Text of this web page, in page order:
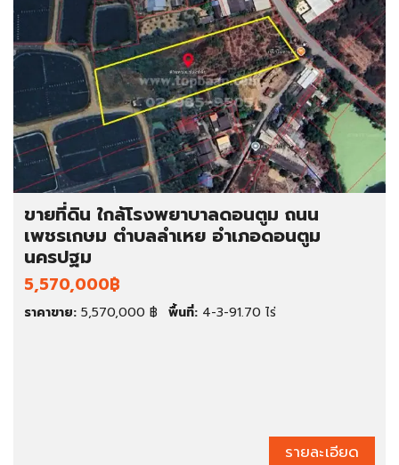
ขายที่ดิน ใกล้โรงพยาบาลดอนตูม ถนน
เพชรเกษม ตำบลลำเหย อำเภอดอนตูม
นครปฐม
5,570,000฿
ราคาขาย: 5,570,000 ฿ พื้นที่: 4-3-91.70 ไร่
รายละเอียด